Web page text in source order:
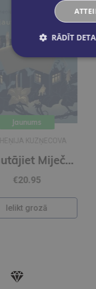
Pajautājiet Miječkai
RĀDĪT